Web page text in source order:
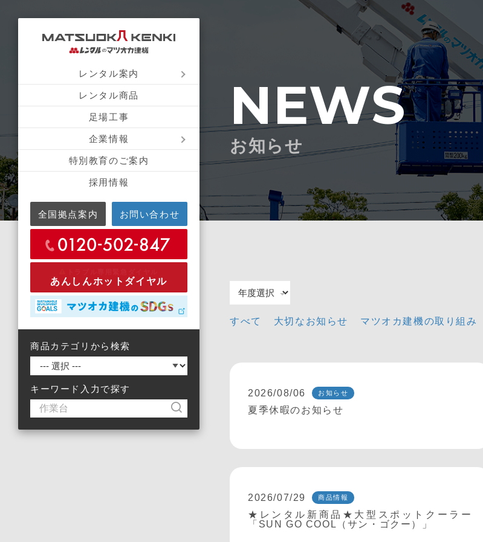
レンタル案内
レンタル商品
足場工事
企業情報
特別教育のご案内
採用情報
全国拠点案内 お問い合わせ
あんしんホットダイヤル
商品カテゴリから検索
キーワード入力で探す
NEWS
お知らせ
すべて 大切なお知らせ マツオカ建機の取り組み
2026/08/06 お知らせ
夏季休暇のお知らせ
2026/07/29 商品情報
★レンタル新商品★大型スポットクーラー
「SUN GO COOL（サン・ゴクー）」